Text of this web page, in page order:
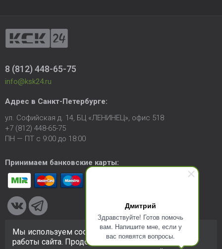
Дмитрий
Здравствуйте! Готов помочь
вам. Напишите мне, если у
вас появятся вопросы.
8 (812) 448-65-75
info@ksk24.ru
Адрес в Санкт-Петербурге:
ул. Софийская д. 14, БЦ «ЛЕНИНЕЦ», офис 518
+7 (812) 448-65-75
ПН — ПТ с 9:00 до 18:00
Принимаем банковские карты:
© 2005-2026 ООО «КСК». Сайт https://ksk24.ruсоздан
исключительно в информационных целях и любая информация
Мы используем cookie-файлы для улучшения
работы сайта. Продолжая использовать сайт, вы